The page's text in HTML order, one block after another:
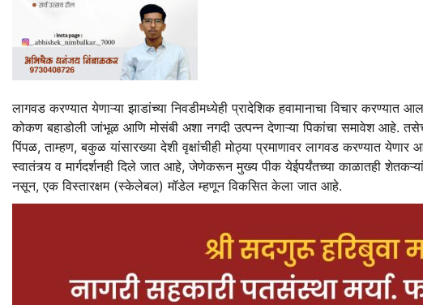
लागवड करण्यात येणाऱ्या झाडांच्या निवडीमध्येही प्रादेशिक हवामानाचा विचार
कोकण बहाडोली जांभूळ आणि मोसंबी अशा नगदी उत्पन्न देणाऱ्या पिकांचा समावेश आहे.
पिंपळ, ताम्हण, बकुळ यांसारख्या देशी वृक्षांचीही मोठ्या प्रमाणावर लागवड करण्यात
स्वातंत्र्य व मार्गदर्शनही दिले जात आहे, जेणेकरून मुख्य पीक येईपर्यंतच्या काळातही
नसून, एक विस्तारक्षम (स्केलेबल) मॉडेल म्हणून विकसित केला जात आहे.